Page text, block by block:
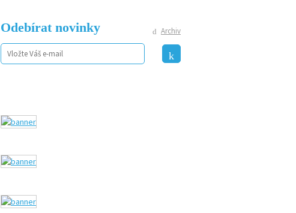
Archiv
Odebírat novinky